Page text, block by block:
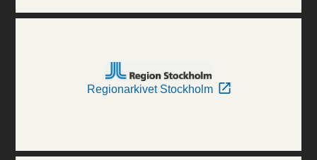
Regionarkivet Stockholm